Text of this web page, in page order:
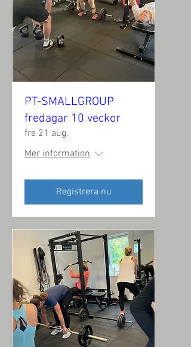
PT-SMALLGROUP
fredagar 10 veckor
fre 21 aug.
Mer information
Registrera nu